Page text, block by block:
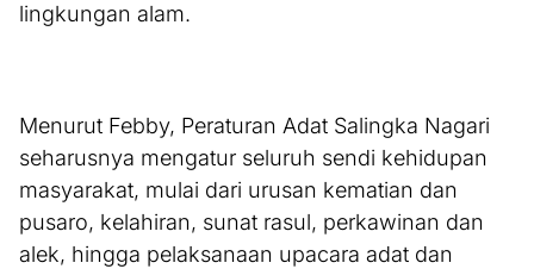
lingkungan alam.
Menurut Febby, Peraturan Adat Salingka Nagari
seharusnya mengatur seluruh sendi kehidupan
masyarakat, mulai dari urusan kematian dan
pusaro, kelahiran, sunat rasul, perkawinan dan
alek, hingga pelaksanaan upacara adat dan